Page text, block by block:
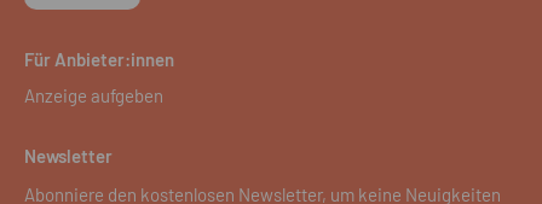
Für Anbieter:innen
Anzeige aufgeben
Newsletter
Abonniere den kostenlosen Newsletter, um keine Neuigkeiten